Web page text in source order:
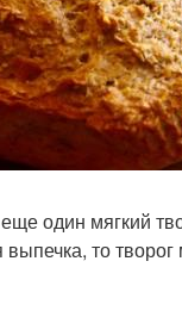
один мягкий
выпечка, то